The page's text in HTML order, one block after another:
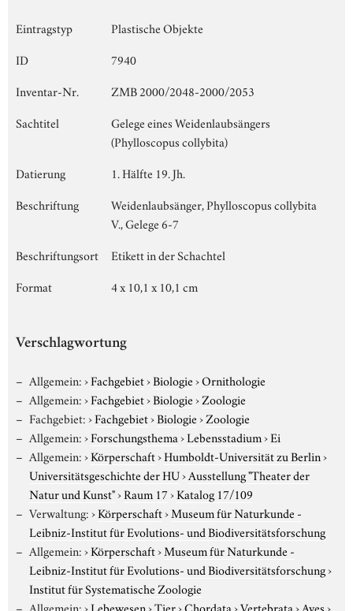
Eintragstyp
Plastische Objekte
ID
7940
Inventar-Nr.
ZMB 2000/2048-2000/2053
Sachtitel
Gelege eines Weidenlaubsängers
(Phylloscopus collybita)
Datierung
1. Hälfte 19. Jh.
Beschriftung
Weidenlaubsänger, Phylloscopus collybita
V., Gelege 6-7
Beschriftungsort
Etikett in der Schachtel
Format
4 x 10,1 x 10,1 cm
Verschlagwortung
Allgemein:›Fachgebiet›Biologie›Ornithologie
Allgemein:›Fachgebiet›Biologie›Zoologie
Fachgebiet:›Fachgebiet›Biologie›Zoologie
Allgemein:›Forschungsthema›Lebensstadium›Ei
Allgemein:›Körperschaft›Humboldt-Universität zu Berlin›
Universitätsgeschichte der HU›Ausstellung "Theater der
Natur und Kunst"›Raum 17›Katalog 17/109
Verwaltung:›Körperschaft›Museum für Naturkunde -
Leibniz-Institut für Evolutions- und Biodiversitätsforschung
Allgemein:›Körperschaft›Museum für Naturkunde -
Leibniz-Institut für Evolutions- und Biodiversitätsforschung›
Institut für Systematische Zoologie
Allgemein:›Lebewesen›Tier›Chordata›Vertebrata›Aves›